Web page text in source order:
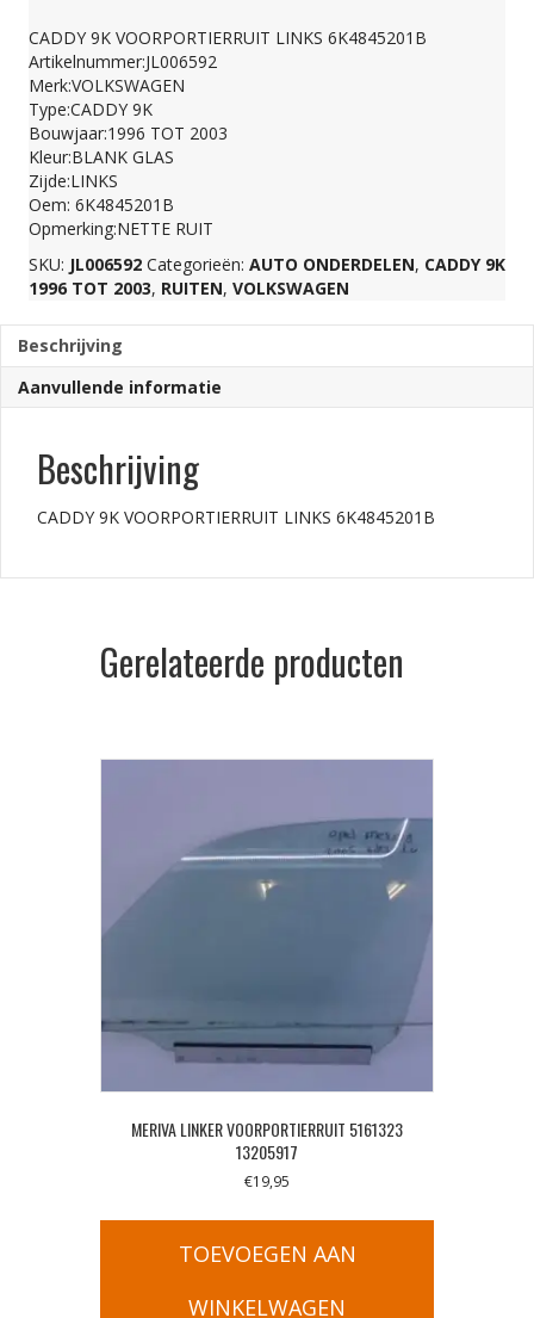
VOORPORTIERRUIT
LINKS
6K4845201B
aantal
CADDY 9K VOORPORTIERRUIT LINKS 6K4845201B
Artikelnummer:JL006592
Merk:VOLKSWAGEN
Type:CADDY 9K
Bouwjaar:1996 TOT 2003
Kleur:BLANK GLAS
Zijde:LINKS
Oem: 6K4845201B
Opmerking:NETTE RUIT
SKU: JL006592 Categorieën: AUTO ONDERDELEN, CADDY 9K
1996 TOT 2003, RUITEN, VOLKSWAGEN
Beschrijving
Aanvullende informatie
Beschrijving
CADDY 9K VOORPORTIERRUIT LINKS 6K4845201B
Gerelateerde producten
MERIVA LINKER VOORPORTIERRUIT 5161323
13205917
€19,95
TOEVOEGEN AAN
WINKELWAGEN